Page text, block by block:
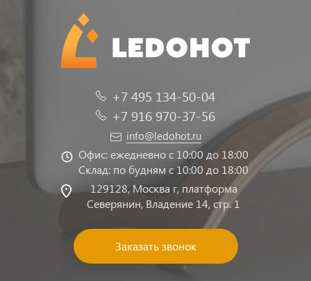
+7 495 134-50-04
+7 916 970-37-56
info@ledohot.ru
Офис: ежедневно с 10:00 до 18:00
Склад: по будням с 10:00 до 18:00
129128, Москва г, платформа
Северянин, Владение 14, стр. 1
Заказать звонок